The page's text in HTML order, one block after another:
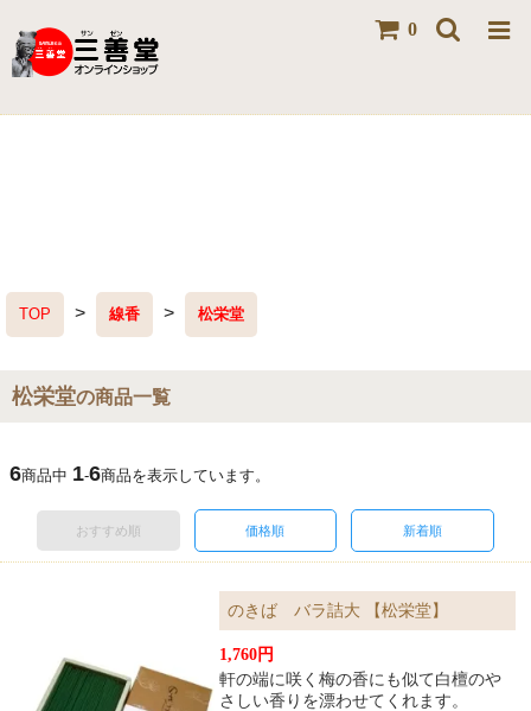
0
TOP > 線香 > 松栄堂
松栄堂の商品一覧
6商品中 1-6商品を表示しています。
おすすめ順 価格順 新着順
のきば バラ詰大 【松栄堂】
1,760円
軒の端に咲く梅の香にも似て白檀のや
さしい香りを漂わせてくれます。